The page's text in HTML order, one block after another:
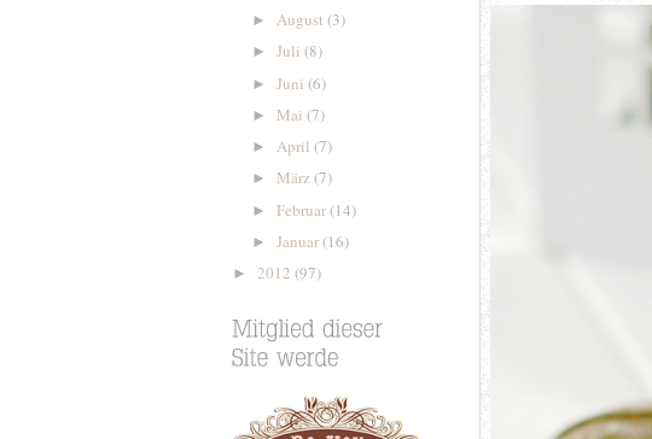
► August (3)
► Juli (8)
► Juni (6)
► Mai (7)
► April (7)
► März(7)
► Februar(14)
► Januar(16)
► 2012 (97)